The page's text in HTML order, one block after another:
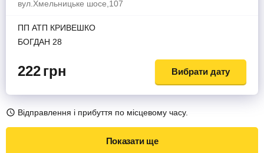
вул.Хмельницьке шосе,107
ПП АТП КРИВЕШКО
БОГДАН 28
222грн Вибрати дату
Відправлення і прибуття по місцевому часу.
Показати ще